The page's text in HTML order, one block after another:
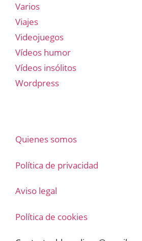
Varios
Viajes
Videojuegos
Vídeos humor
Vídeos insólitos
Wordpress
Quienes somos
Política de privacidad
Aviso legal
Política de cookies